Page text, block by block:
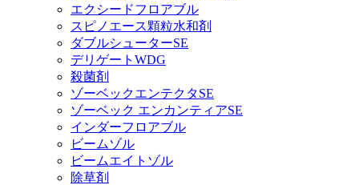
エクシードフロアブル
スピノエース顆粒水和剤
ダブルシューターSE
デリゲートWDG
殺菌剤
ゾーベックエンテクタSE
ゾーベック エンカンティアSE
インダーフロアブル
ビームゾル
ビームエイトゾル
除草剤